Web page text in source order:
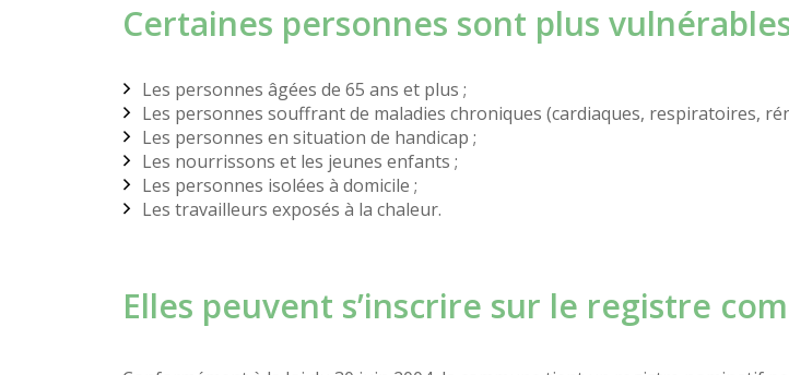
Certaines personnes sont plus
Les personnes âgées de 65 ans et plus ;
Les personnes souffrant de maladies chroniques (cardiaques, respiratoires,
Les personnes en situation de handicap ;
Les nourrissons et les jeunes enfants ;
Les personnes isolées à domicile ;
Les travailleurs exposés à la chaleur.
Elles peuvent s’inscrire sur le registre